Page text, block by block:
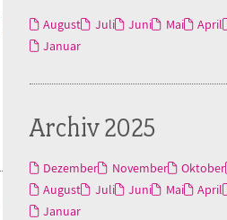
August Juli Juni Mai April
Januar
Archiv 2025
Dezember November Oktober
August
Juli Juni Mai April
Januar